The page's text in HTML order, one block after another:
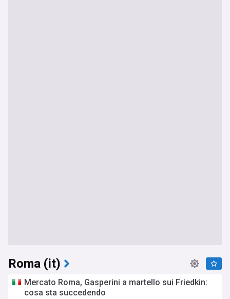
Roma (it)
Mercato Roma, Gasperini a martello sui Friedkin:
cosa sta succedendo